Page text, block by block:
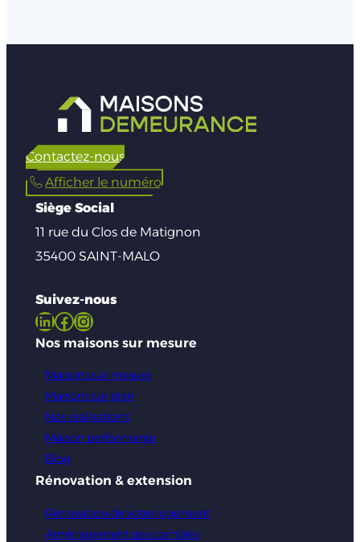
Contactez-nous
Afficher le numéro
Siège Social
11 rue du Clos de Matignon
35400 SAINT-MALO
Suivez-nous
LinkedIn Facebook Instagram
Nos maisons sur mesure
Maisons sur mesure
Maisons sur plan
Nos réalisations
Maison performante
Blog
Rénovation & extension
Rénovation de votre logement
Aménagement des combles